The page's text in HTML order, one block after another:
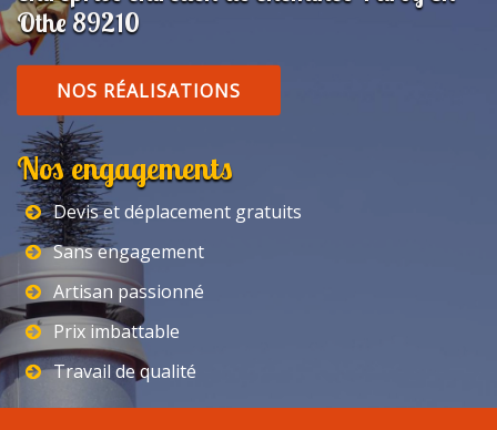
Othe 89210
NOS RÉALISATIONS
Nos engagements
Devis et déplacement gratuits
Sans engagement
Artisan passionné
Prix imbattable
Travail de qualité